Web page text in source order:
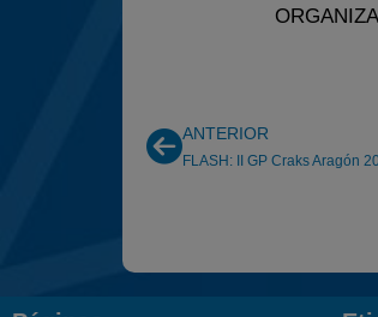
ANTERIOR
FLASH: II GP Craks Aragón